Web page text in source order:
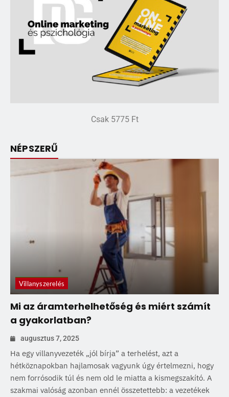
Csak 5775 Ft
NÉPSZERŰ
Villanyszerelés
Mi az áramterhelhetőség és miért számít
a gyakorlatban?
augusztus 7, 2025
Ha egy villanyvezeték „jól bírja” a terhelést, azt a
hétköznapokban hajlamosak vagyunk úgy értelmezni, hogy
nem forrósodik túl és nem old le miatta a kismegszakító. A
szakmai valóság azonban ennél összetettebb: a vezetékek